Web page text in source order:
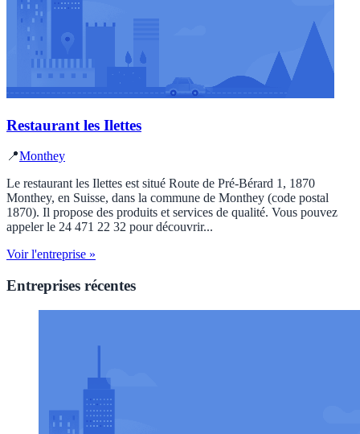
Restaurant les Ilettes
📍Monthey
Le restaurant les Ilettes est situé Route de Pré-Bérard 1, 1870
Monthey, en Suisse, dans la commune de Monthey (code postal
1870). Il propose des produits et services de qualité. Vous pouvez
appeler le 24 471 22 32 pour découvrir...
Voir l'entreprise »
Entreprises récentes